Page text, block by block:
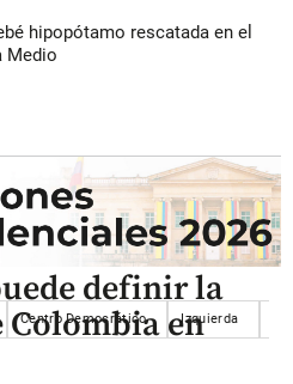
hipopótamo rescatada en el
Medio
Centro Democrático Izquierda
definir la
Colombia en